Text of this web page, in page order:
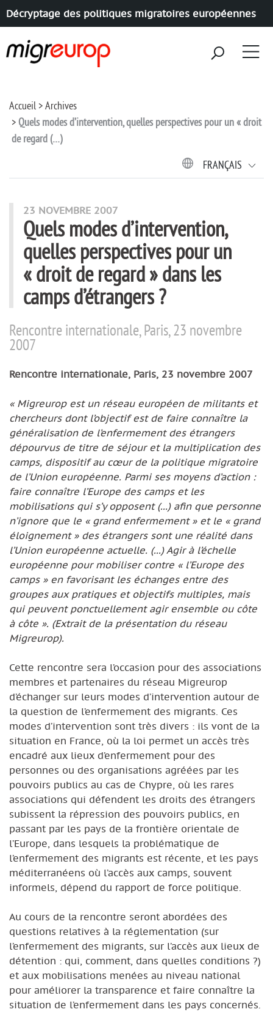
Décryptage des politiques migratoires européennes
Accueil
Archives
Quels modes d’intervention, quelles perspectives pour un « droit
de regard (…)
FRANÇAIS
23 NOVEMBRE 2007
Quels modes d’intervention,
quelles perspectives pour un
« droit de regard » dans les
camps d’étrangers ?
Rencontre internationale, Paris, 23 novembre
2007
Rencontre internationale, Paris, 23 novembre 2007
« Migreurop est un réseau européen de militants et
chercheurs dont l’objectif est de faire connaître la
généralisation de l’enfermement des étrangers
dépourvus de titre de séjour et la multiplication des
camps, dispositif au cœur de la politique migratoire
de l’Union européenne. Parmi ses moyens d’action :
faire connaître l’Europe des camps et les
mobilisations qui s’y opposent (...) afin que personne
n’ignore que le « grand enfermement » et le « grand
éloignement » des étrangers sont une réalité dans
l’Union européenne actuelle. (...) Agir à l’échelle
européenne pour mobiliser contre « l’Europe des
camps » en favorisant les échanges entre des
groupes aux pratiques et objectifs multiples, mais
qui peuvent ponctuellement agir ensemble ou côte
à côte ». (Extrait de la présentation du réseau
Migreurop).
Cette rencontre sera l’occasion pour des associations
membres et partenaires du réseau Migreurop
d’échanger sur leurs modes d’intervention autour de
la question de l’enfermement des migrants. Ces
modes d’intervention sont très divers : ils vont de la
situation en France, où la loi permet un accès très
encadré aux lieux d’enfermement pour des
personnes ou des organisations agréées par les
pouvoirs publics au cas de Chypre, où les rares
associations qui défendent les droits des étrangers
subissent la répression des pouvoirs publics, en
passant par les pays de la frontière orientale de
l’Europe, dans lesquels la problématique de
l’enfermement des migrants est récente, et les pays
méditerranéens où l’accès aux camps, souvent
informels, dépend du rapport de force politique.
Au cours de la rencontre seront abordées des
questions relatives à la réglementation (sur
l’enfermement des migrants, sur l’accès aux lieux de
détention : qui, comment, dans quelles conditions ?)
et aux mobilisations menées au niveau national
pour améliorer la transparence et faire connaître la
situation de l’enfermement dans les pays concernés.